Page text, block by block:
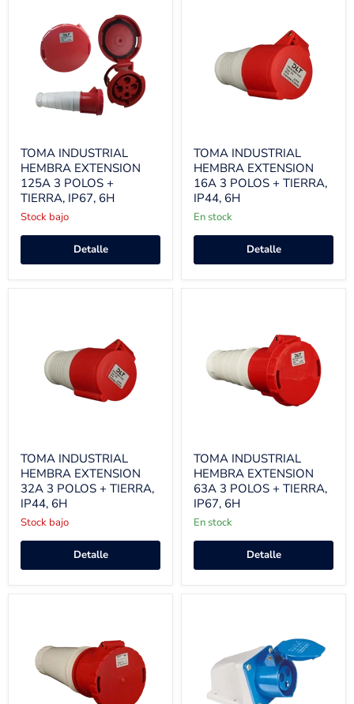
TOMA INDUSTRIAL
HEMBRA EXTENSION
125A 3 POLOS +
TIERRA, IP67, 6H
Stock bajo
Detalle
TOMA INDUSTRIAL
HEMBRA EXTENSION
16A 3 POLOS + TIERRA,
IP44, 6H
En stock
Detalle
TOMA INDUSTRIAL
HEMBRA EXTENSION
32A 3 POLOS + TIERRA,
IP44, 6H
Stock bajo
Detalle
TOMA INDUSTRIAL
HEMBRA EXTENSION
63A 3 POLOS + TIERRA,
IP67, 6H
En stock
Detalle